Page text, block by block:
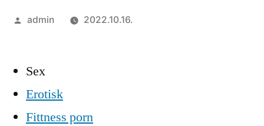
Szerző:
admin 2022.10.16.
Sex
Erotisk
Fittness porn